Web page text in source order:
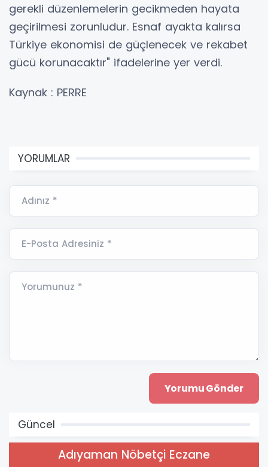
gerekli düzenlemelerin gecikmeden hayata
geçirilmesi zorunludur. Esnaf ayakta kalırsa
Türkiye ekonomisi de güçlenecek ve rekabet
gücü korunacaktır" ifadelerine yer verdi.
Kaynak : PERRE
YORUMLAR
Adınız *
E-Posta Adresiniz *
Yorumunuz *
Güncel
Adıyaman Nöbetçi Eczane